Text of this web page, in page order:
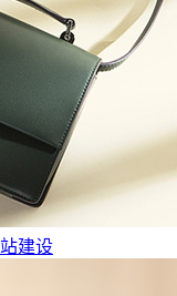
建设